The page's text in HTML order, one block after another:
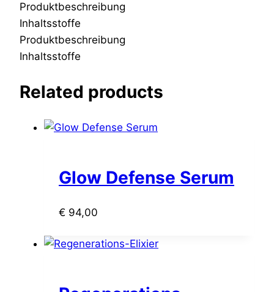
Produktbeschreibung
Inhaltsstoffe
Produktbeschreibung
Inhaltsstoffe
Related products
Glow Defense Serum
€ 94,00